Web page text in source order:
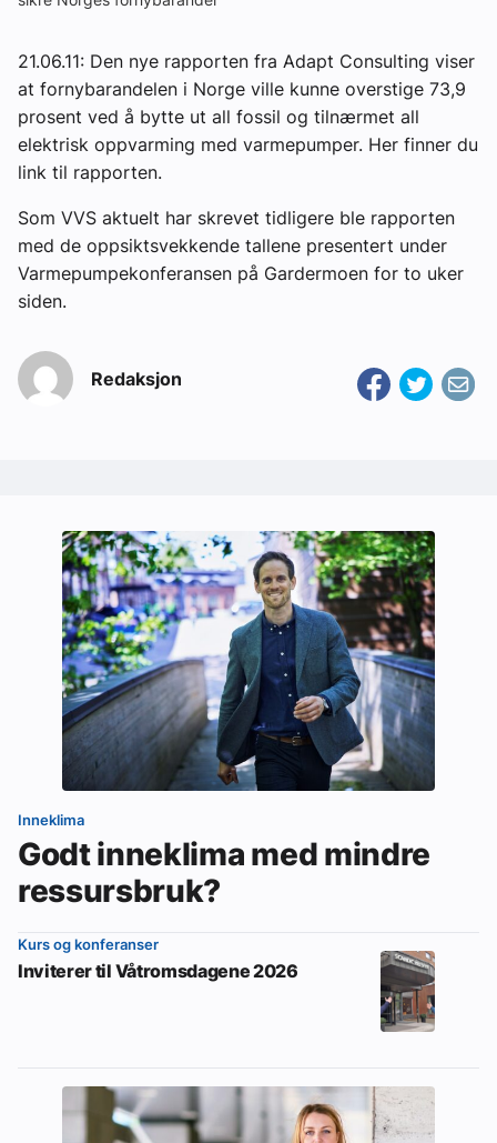
Annonsere i VVS Aktuelt
Kontakt oss
Tips oss
eBlad
21.06.11: Den nye rapporten fra Adapt Consulting viser
at fornybarandelen i Norge ville kunne overstige 73,9
prosent ved å bytte ut all fossil og tilnærmet all
elektrisk oppvarming med varmepumper. Her finner du
link til rapporten.
Som VVS aktuelt har skrevet tidligere ble rapporten
med de oppsiktsvekkende tallene presentert under
Varmepumpekonferansen på Gardermoen for to uker
siden.
Redaksjon
Inneklima
Godt inneklima med mindre
ressursbruk?
Kurs og konferanser
Inviterer til Våtromsdagene 2026